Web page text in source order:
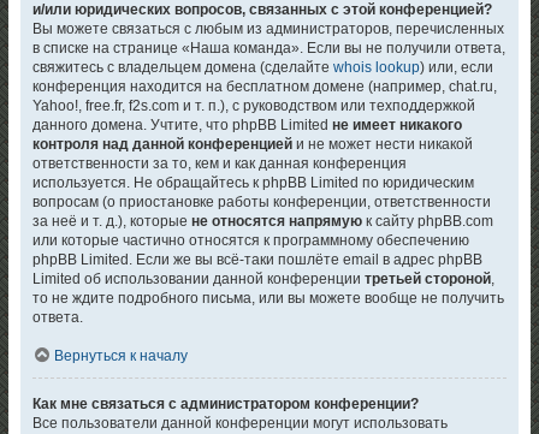
и/или юридических вопросов, связанных с этой конференцией?
Вы можете связаться с любым из администраторов, перечисленных
в списке на странице «Наша команда». Если вы не получили ответа,
свяжитесь с владельцем домена (сделайтеwhois lookup) или, если
конференция находится на бесплатном домене (например, chat.ru,
Yahoo!, free.fr, f2s.com и т. п.), с руководством или техподдержкой
данного домена. Учтите, что phpBB Limitedне имеет никакого
контроля над данной конференцией и не может нести никакой
ответственности за то, кем и как данная конференция
используется. Не обращайтесь к phpBB Limited по юридическим
вопросам (о приостановке работы конференции, ответственности
за неё и т. д.), которыене относятся напрямую к сайту phpBB.com
или которые частично относятся к программному обеспечению
phpBB Limited. Если же вы всё-таки пошлёте email в адрес phpBB
Limited об использовании данной конференциитретьей стороной,
то не ждите подробного письма, или вы можете вообще не получить
ответа.
Вернуться к началу
Как мне связаться с администратором конференции?
Все пользователи данной конференции могут использовать